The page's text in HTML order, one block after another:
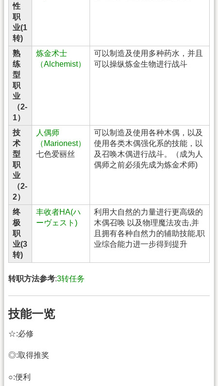
性
职
业(1
转)
熟
练
型
职
业
（2-
1）
炼金术士
（Alchemist）
可以制造及使用多种药水，并且
可以操纵炼金生物进行战斗
技
术
型
职
业
（2-
2）
人偶师
（Marionest）
七色爱丽丝
可以制造及使用各种木偶，以及
使用各类木偶强化系的技能，以
及召唤木偶进行战斗。（成为人
偶师之前必须先成为炼金术师)
终
极
职
业(3
转)
丰收者HA(ハ
ーヴェスト)
利用大自然的力量进行更高级的
木偶召唤 以及物理魔法攻击,并
且拥有各种自然力的辅助技能,职
业综合能力进一步得到提升
转职方法参考:3转任务
技能一览
☆:必修
◎:取得推奖
○:便利